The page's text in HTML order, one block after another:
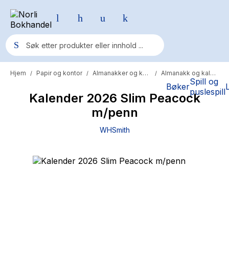
BøkerSpill og
puslespill
Populære søk
Pokemon
Fury Bound - Sable Sorensen
Yesteryear
Hjem / Papir og kontor / Almanakker og kalendere / Almanakk og kalenderbok
Kalender 2026 Slim Peacock
m/penn
WHSmith